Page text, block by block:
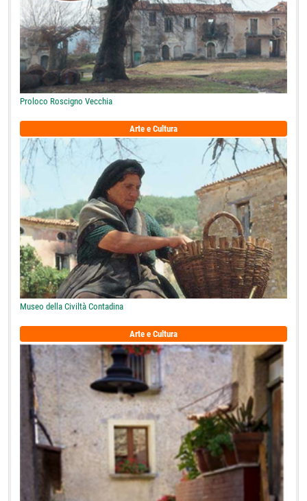
Proloco Roscigno Vecchia
Arte e Cultura
Museo della Civiltà Contadina
Arte e Cultura